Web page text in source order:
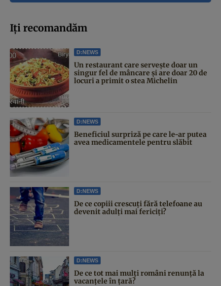
Iți recomandăm
D:NEWS
Un restaurant care servește doar un
singur fel de mâncare și are doar 20 de
locuri a primit o stea Michelin
D:NEWS
Beneficiul surpriză pe care le-ar putea
avea medicamentele pentru slăbit
D:NEWS
De ce copiii crescuți fără telefoane au
devenit adulți mai fericiți?
D:NEWS
De ce tot mai mulți români renunță la
vacanțele în țară?